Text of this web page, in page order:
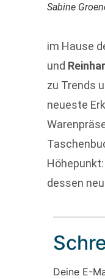
Sabine
im Hause
und
zu Trends
neueste
dessen
Deine E-